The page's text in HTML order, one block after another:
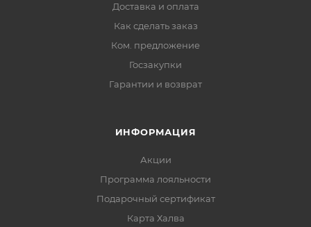
Доставка и оплата
Как сделать заказ
Ком. предложение
Госзакупки
Гарантии и возврат
ИНФОРМАЦИЯ
Акции
Программа лояльности
Подарочный сертификат
Карта Халва